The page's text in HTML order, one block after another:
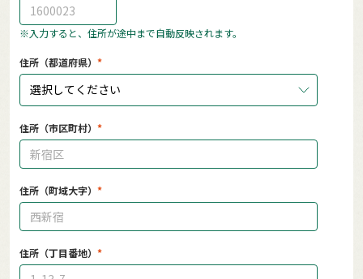
※入力すると、住所が途中まで自動反映されます。
住所（都道府県）
選択してください
住所（市区町村）
住所（町域大字）
住所（丁目番地）